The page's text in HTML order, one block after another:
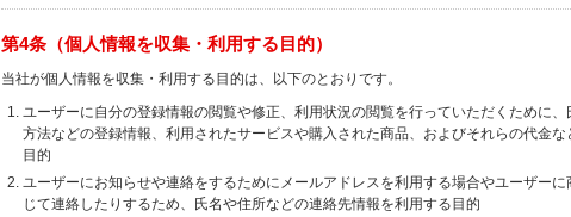
第4条（個人情報を収集・利用する目的）
当社が個人情報を収集・利用する目的は、以下のとおりです。
ユーザーに自分の登録情報の閲覧や修正、利用状況の閲覧を行っていただくために
方法などの登録情報、利用されたサービスや購入された商品、およびそれらの代金
目的
ユーザーにお知らせや連絡をするためにメールアドレスを利用する場合やユーザー
じて連絡したりするため、氏名や住所などの連絡先情報を利用する目的